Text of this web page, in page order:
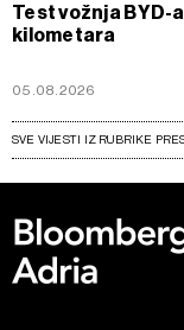
Test vožnja BYD-
kilometara
05.08.2026
SVE VIJESTI IZ RUBRIKE